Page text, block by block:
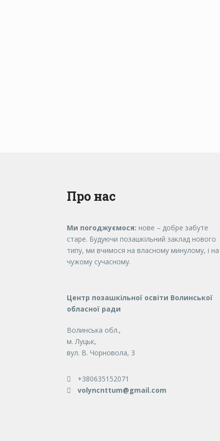
Про нас
Ми погоджуємося: нове – добре забуте
старе. Будуючи позашкільний заклад нового
типу, ми вчимося на власному минулому, і на
чужому сучасному.
Центр позашкільної освіти Волинської
обласної ради
Волинська обл.,
м. Луцьк,
вул. В. Чорновола, 3
+380635152071
volyncnttum@gmail.com